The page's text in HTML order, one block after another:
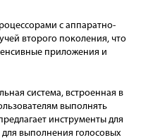
с аппаратно-
второго поколения, что
приложения и
система, встроенная в
выполнять
инструменты для
для выполнения голосовых